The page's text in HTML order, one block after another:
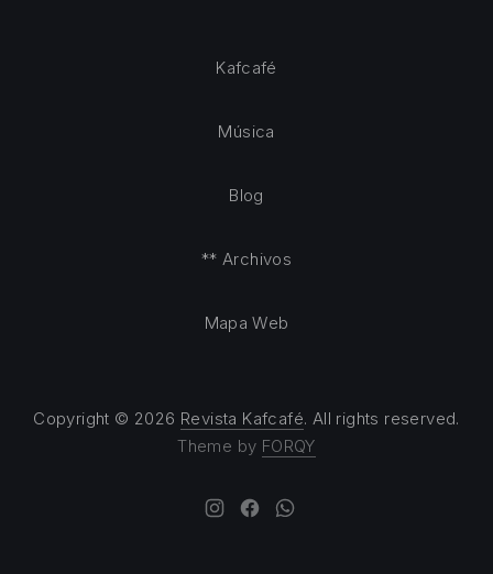
Copyright © 2026 Revista Kafcafé. All rights reserved.
Theme by FORQY
Kafcafé
Música
Blog
** Archivos
Mapa Web
New Window
New Window
New Window